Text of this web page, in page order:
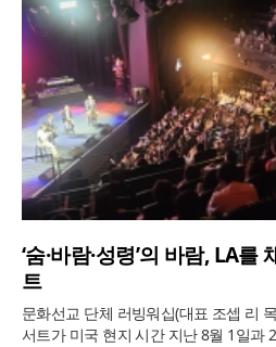
‘숨·바람·성령’의 바람, LA
트
문화선교 단체 러빙워십(대표 조셉 리
서트가 미국 현지 시간 지난 8월 1일과